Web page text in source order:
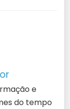
e
do tempo